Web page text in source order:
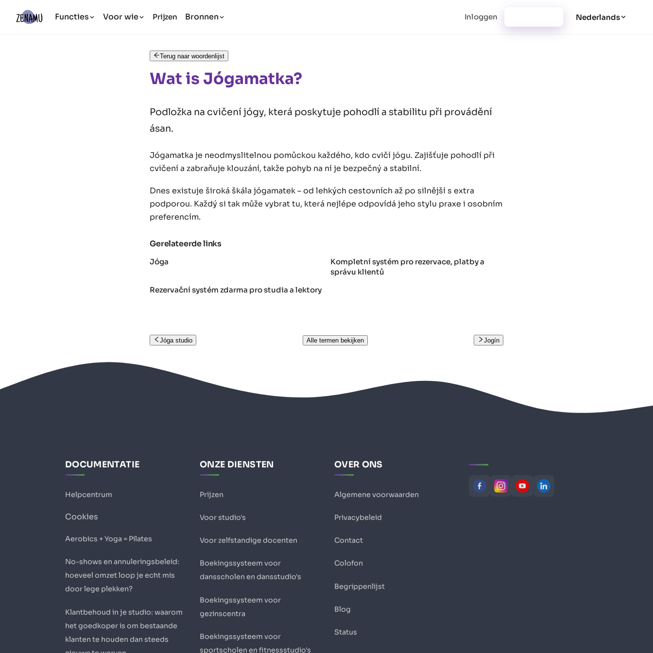
Functies Voor wie Prijzen Bronnen Inloggen Nederlands
Terug naar woordenlijst
Wat is Jógamatka?
Podložka na cvičení jógy, která poskytuje pohodlí a stabilitu při provádění
ásan.
Jógamatka je neodmyslitelnou pomůckou každého, kdo cvičí jógu. Zajišťuje pohodlí při
cvičení a zabraňuje klouzání, takže pohyb na ní je bezpečný a stabilní.
Dnes existuje široká škála jógamatek – od lehkých cestovních až po silnější s extra
podporou. Každý si tak může vybrat tu, která nejlépe odpovídá jeho stylu praxe i osobním
preferencím.
Gerelateerde links
Jóga
Kompletní systém pro rezervace, platby a
správu klientů
Rezervační systém zdarma pro studia a lektory
Jóga studio Alle termen bekijken Jogín
DOCUMENTATIE
Helpcentrum
Cookies
Aerobics + Yoga = Pilates
No-shows en annuleringsbeleid:
hoeveel omzet loop je echt mis
door lege plekken?
Klantbehoud in je studio: waarom
het goedkoper is om bestaande
klanten te houden dan steeds
ONZE DIENSTEN
Prijzen
Voor studio's
Voor zelfstandige docenten
Boekingssysteem voor
dansscholen en dansstudio's
Boekingssysteem voor
gezinscentra
Boekingssysteem voor
sportscholen en fitnessstudio's
OVER ONS
Algemene voorwaarden
Privacybeleid
Contact
Colofon
Begrippenlijst
Blog
Status